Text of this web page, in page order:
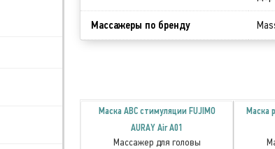
Массажеры по бренду
Маска АВС стимуляции FUJIMO
AURAY Air A01
Массажер для головы
Маска